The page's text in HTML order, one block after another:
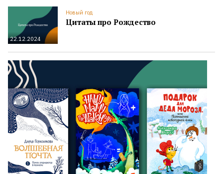
22.12.2024
Новый год
Цитаты про Рождество